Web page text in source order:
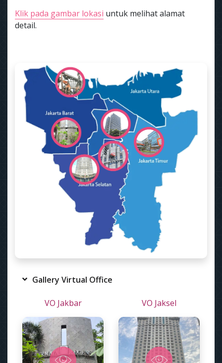
Klik pada gambar lokasi untuk melihat alamat
detail.
Gallery Virtual Office
VO Jakbar VO Jaksel